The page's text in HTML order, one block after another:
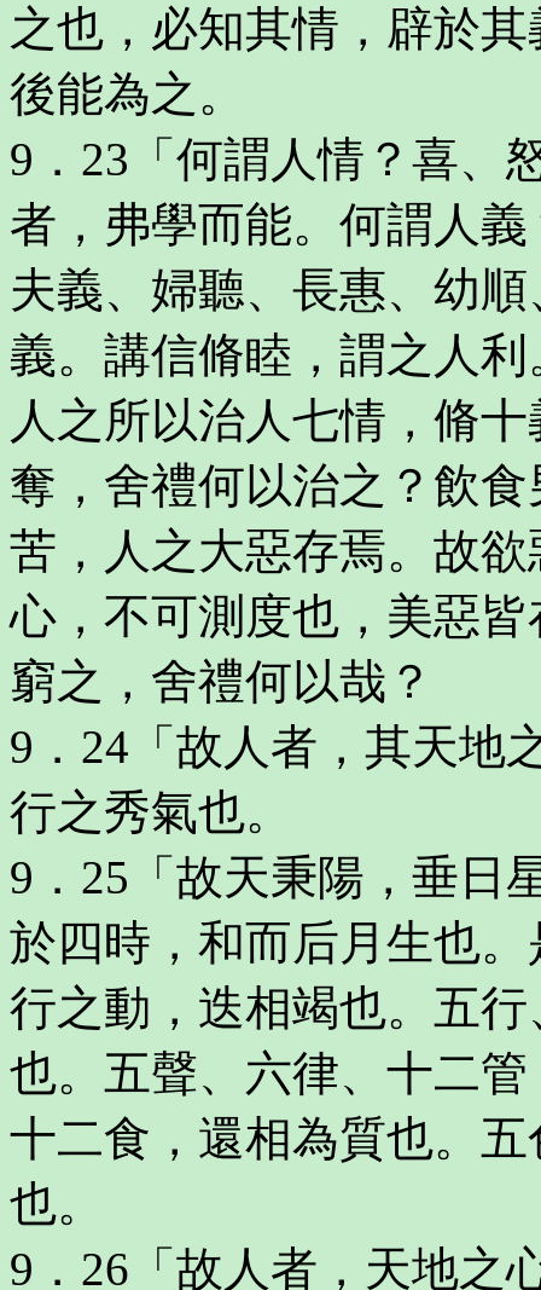
之也，必知其情，辟於
後能為之。
9．23「何謂人情？喜、
者，弗學而能。何謂人
夫義、婦聽、長惠、幼
義。講信脩睦，謂之人
人之所以治人七情，脩
奪，舍禮何以治之？飲
苦，人之大惡存焉。故
心，不可測度也，美惡
窮之，舍禮何以哉？
9．24「故人者，其天地
行之秀氣也。
9．25「故天秉陽，垂日
於四時，和而后月生也
行之動，迭相竭也。五
也。五聲、六律、十二
十二食，還相為質也。
也。
9．26「故人者，天地之